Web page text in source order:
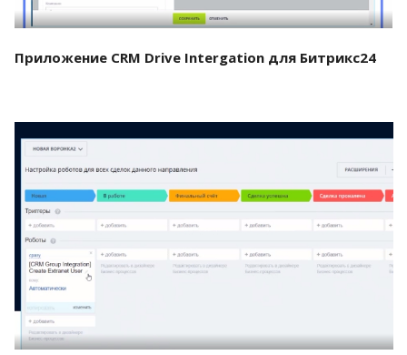
Приложение CRM Drive Intergation для Битрикс24
Смотреть проект